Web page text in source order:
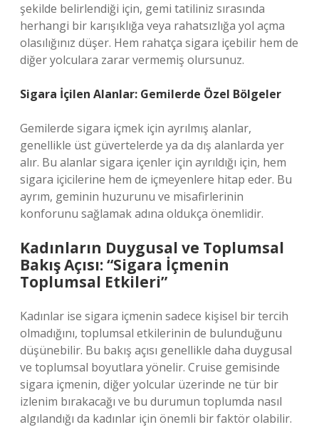
şekilde belirlendiği için, gemi tatiliniz sırasında
herhangi bir karışıklığa veya rahatsızlığa yol açma
olasılığınız düşer. Hem rahatça sigara içebilir hem de
diğer yolculara zarar vermemiş olursunuz.
Sigara İçilen Alanlar: Gemilerde Özel Bölgeler
Gemilerde sigara içmek için ayrılmış alanlar,
genellikle üst güvertelerde ya da dış alanlarda yer
alır. Bu alanlar sigara içenler için ayrıldığı için, hem
sigara içicilerine hem de içmeyenlere hitap eder. Bu
ayrım, geminin huzurunu ve misafirlerinin
konforunu sağlamak adına oldukça önemlidir.
Kadınların Duygusal ve Toplumsal
Bakış Açısı: “Sigara İçmenin
Toplumsal Etkileri”
Kadınlar ise sigara içmenin sadece kişisel bir tercih
olmadığını, toplumsal etkilerinin de bulunduğunu
düşünebilir. Bu bakış açısı genellikle daha duygusal
ve toplumsal boyutlara yönelir. Cruise gemisinde
sigara içmenin, diğer yolcular üzerinde ne tür bir
izlenim bırakacağı ve bu durumun toplumda nasıl
algılandığı da kadınlar için önemli bir faktör olabilir.